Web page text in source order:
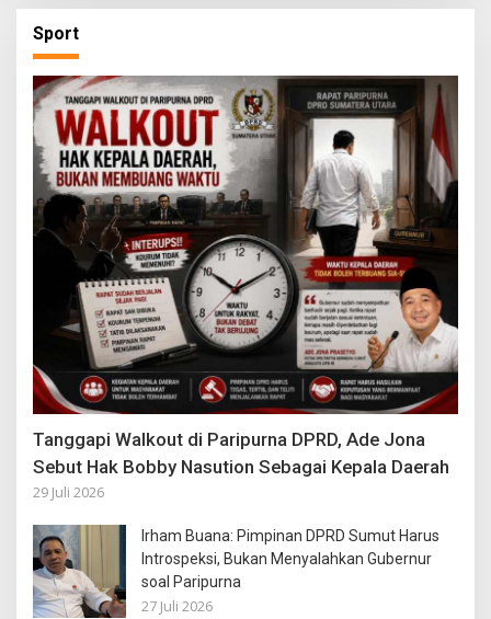
Sport
Tanggapi Walkout di Paripurna DPRD, Ade Jona
Sebut Hak Bobby Nasution Sebagai Kepala Daerah
29 Juli 2026
Irham Buana: Pimpinan DPRD Sumut Harus
Introspeksi, Bukan Menyalahkan Gubernur
soal Paripurna
27 Juli 2026